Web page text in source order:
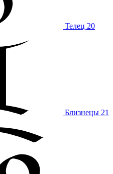
Телец 20
Близнецы 21